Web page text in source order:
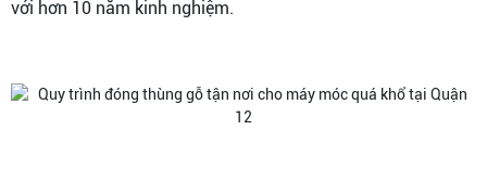
với hơn 10 năm kinh nghiệm.